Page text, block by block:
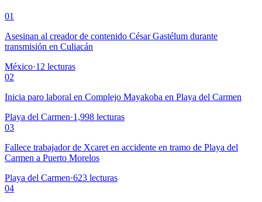
01
Asesinan al creador de contenido César Gastélum durante
transmisión en Culiacán
México·12 lecturas
02
Inicia paro laboral en Complejo Mayakoba en Playa del Carmen
Playa del Carmen·1,998 lecturas
03
Fallece trabajador de Xcaret en accidente en tramo de Playa del
Carmen a Puerto Morelos
Playa del Carmen·623 lecturas
04